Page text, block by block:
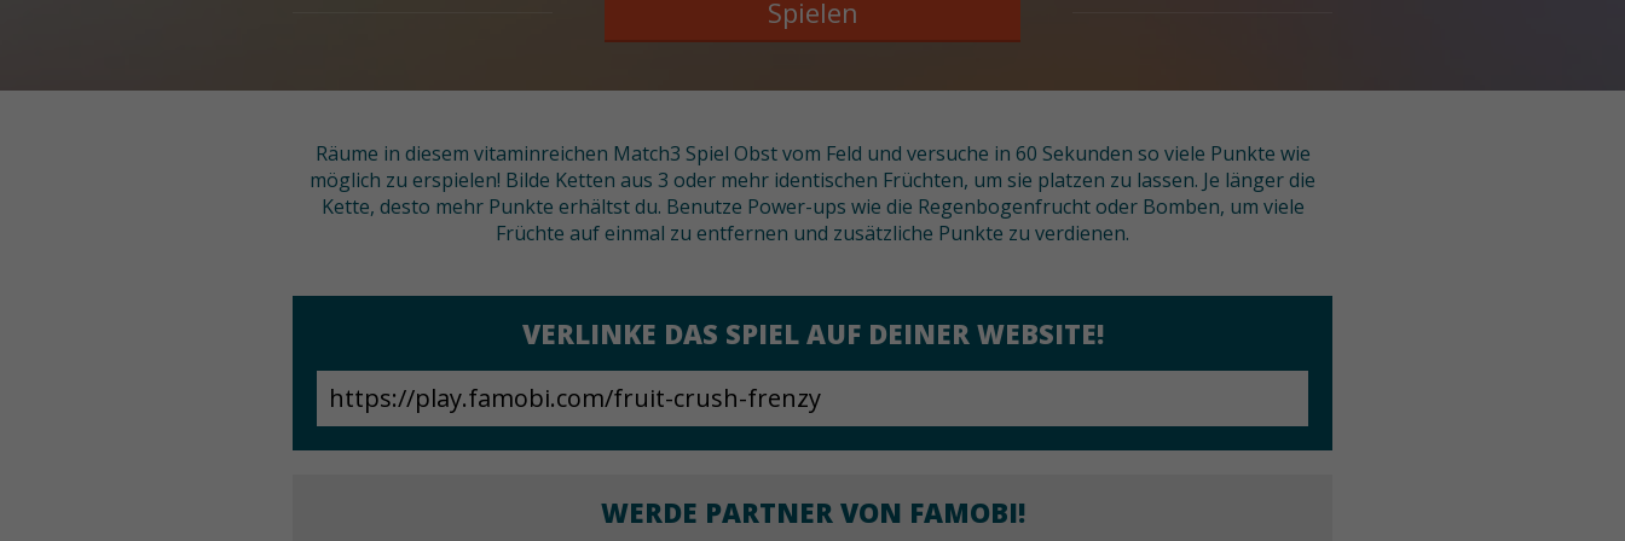
Spielen
Räume in diesem vitaminreichen Match3 Spiel Obst vom Feld und versuche in 60 Sekunden so viele Punkte wie
möglich zu erspielen! Bilde Ketten aus 3 oder mehr identischen Früchten, um sie platzen zu lassen. Je länger die
Kette, desto mehr Punkte erhältst du. Benutze Power-ups wie die Regenbogenfrucht oder Bomben, um viele
Früchte auf einmal zu entfernen und zusätzliche Punkte zu verdienen.
VERLINKE DAS SPIEL AUF DEINER WEBSITE!
WERDE PARTNER VON FAMOBI!